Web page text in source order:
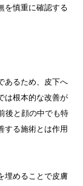
を慎重に確認する
あるため、皮下へ
は根本的な改善が
後と顔の中でも特
する施術とは作用
埋めることで皮膚